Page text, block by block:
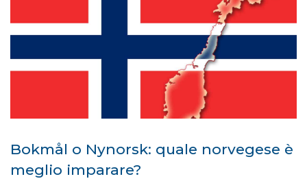
Bokmål o Nynorsk: quale norvegese è
meglio imparare?